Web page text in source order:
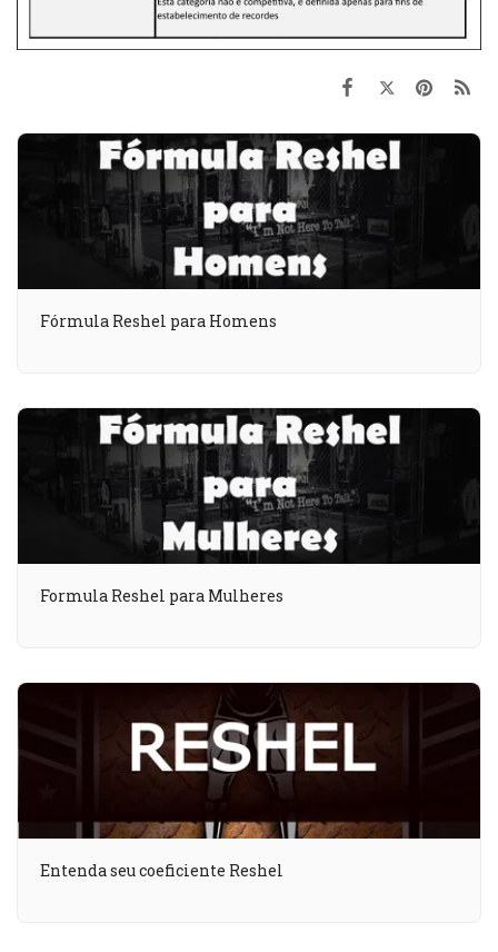
Fórmula Reshel para Homens
Formula Reshel para Mulheres
Entenda seu coeficiente Reshel